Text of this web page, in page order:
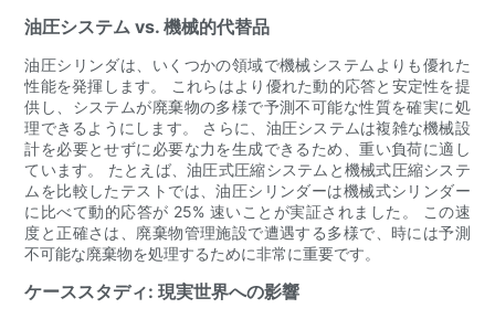
油圧システム vs. 機械的代替品
油圧シリンダは、いくつかの領域で機械システムよりも優れた
性能を発揮します。 これらはより優れた動的応答と安定性を提
供し、システムが廃棄物の多様で予測不可能な性質を確実に処
理できるようにします。 さらに、油圧システムは複雑な機械設
計を必要とせずに必要な力を生成できるため、重い負荷に適し
ています。 たとえば、油圧式圧縮システムと機械式圧縮システ
ムを比較したテストでは、油圧シリンダーは機械式シリンダー
に比べて動的応答が 25% 速いことが実証されました。 この速
度と正確さは、廃棄物管理施設で遭遇する多様で、時には予測
不可能な廃棄物を処理するために非常に重要です。
ケーススタディ: 現実世界への影響